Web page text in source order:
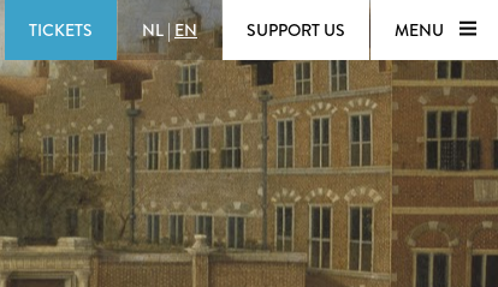
TICKETS NL | EN SUPPORT US MENU